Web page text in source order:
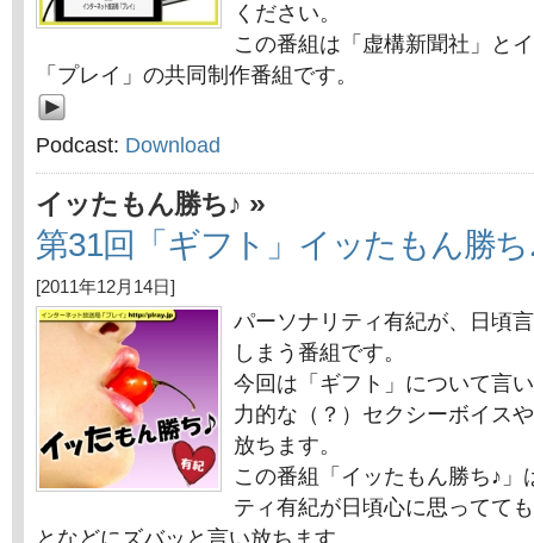
ください。
この番組は「虚構新聞社」と
「プレイ」の共同制作番組です。
Podcast: Download
イッたもん勝ち♪ »
第31回「ギフト」イッたもん勝ち
[2011年12月14日]
パーソナリティ有紀が、日頃
しまう番組です。
今回は「ギフト」について言
力的な（？）セクシーボイス
放ちます。
この番組「イッたもん勝ち♪」
ティ有紀が日頃心に思ってて
となどにズバッと言い放ちます。